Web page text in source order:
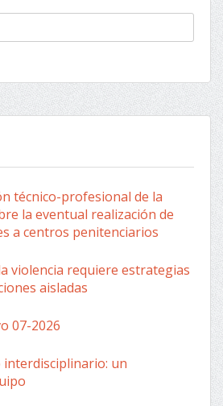
técnico-profesional de la
la eventual realización de
a centros penitenciarios
violencia requiere estrategias
aisladas
07-2026
interdisciplinario: un